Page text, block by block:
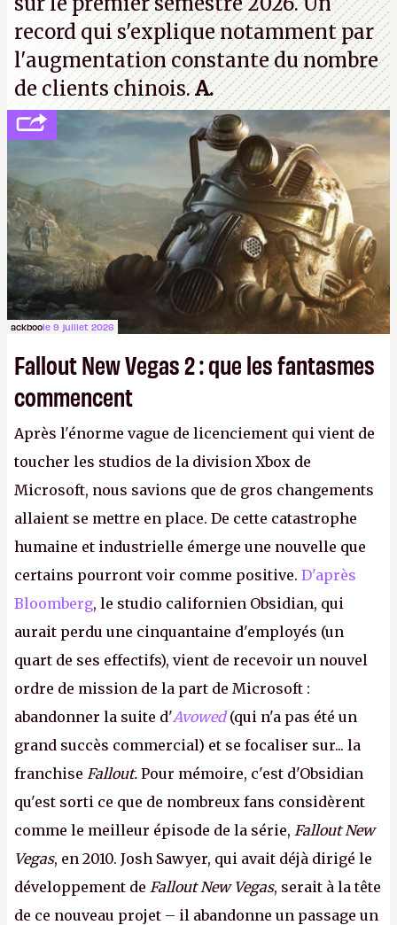
record qui s'explique notamment par
l'augmentation constante du nombre
de clients chinois.A.
ackboole 9 juillet 2026
Fallout New Vegas 2 : que les fantasmes
commencent
Après l'énorme vague de licenciement qui vient de
toucher les studios de la division Xbox de
Microsoft, nous savions que de gros changements
allaient se mettre en place. De cette catastrophe
humaine et industrielle émerge une nouvelle que
certains pourront voir comme positive. D'après
Bloomberg, le studio californien Obsidian, qui
aurait perdu une cinquantaine d'employés (un
quart de ses effectifs), vient de recevoir un nouvel
ordre de mission de la part de Microsoft :
abandonner la suite d'Avowed(qui n'a pas été un
grand succès commercial) et se focaliser sur... la
franchise Fallout. Pour mémoire, c'est d'Obsidian
qu'est sorti ce que de nombreux fans considèrent
comme le meilleur épisode de la série, Fallout New
Vegas, en 2010. Josh Sawyer, qui avait déjà dirigé le
développement de Fallout New Vegas, serait à la tête
de ce nouveau projet – il abandonne un passage un